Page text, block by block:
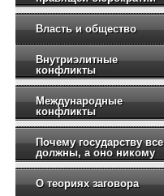
Власть и общество
Внутриэлитные
конфликты
Международные
конфликты
Почему государству все
должны, а оно никому
О теориях заговора